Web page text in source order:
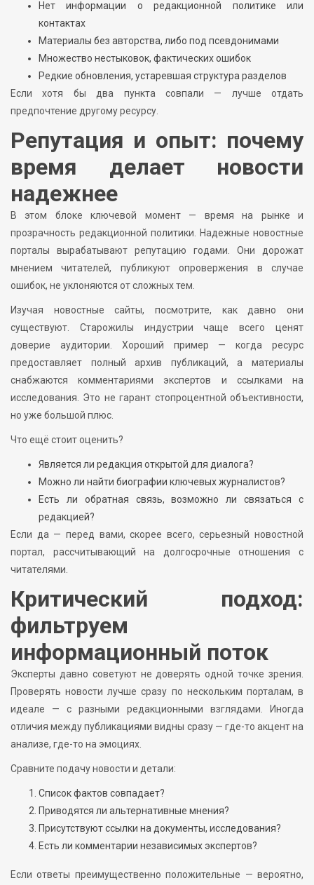
Нет информации о редакционной политике или
контактах
Материалы без авторства, либо под псевдонимами
Множество нестыковок, фактических ошибок
Редкие обновления, устаревшая структура разделов
Если хотя бы два пункта совпали — лучше отдать
предпочтение другому ресурсу.
Репутация и опыт: почему
время делает новости
надежнее
В этом блоке ключевой момент — время на рынке и
прозрачность редакционной политики. Надежные новостные
порталы вырабатывают репутацию годами. Они дорожат
мнением читателей, публикуют опровержения в случае
ошибок, не уклоняются от сложных тем.
Изучая новостные сайты, посмотрите, как давно они
существуют. Старожилы индустрии чаще всего ценят
доверие аудитории. Хороший пример — когда ресурс
предоставляет полный архив публикаций, а материалы
снабжаются комментариями экспертов и ссылками на
исследования. Это не гарант стопроцентной объективности,
но уже большой плюс.
Что ещё стоит оценить?
Является ли редакция открытой для диалога?
Можно ли найти биографии ключевых журналистов?
Есть ли обратная связь, возможно ли связаться с
редакцией?
Если да — перед вами, скорее всего, серьезный новостной
портал, рассчитывающий на долгосрочные отношения с
читателями.
Критический подход:
фильтруем
информационный поток
Эксперты давно советуют не доверять одной точке зрения.
Проверять новости лучше сразу по нескольким порталам, в
идеале — с разными редакционными взглядами. Иногда
отличия между публикациями видны сразу — где-то акцент на
анализе, где-то на эмоциях.
Сравните подачу новости и детали:
Список фактов совпадает?
Приводятся ли альтернативные мнения?
Присутствуют ссылки на документы, исследования?
Есть ли комментарии независимых экспертов?
Если ответы преимущественно положительные — вероятно,